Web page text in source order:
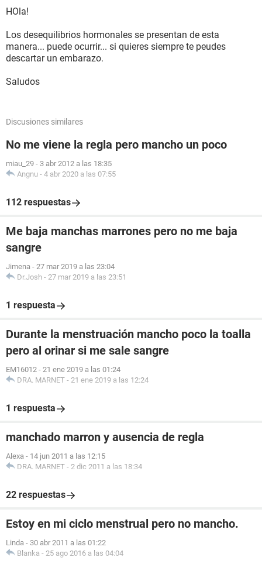
HOla!
Los desequilibrios hormonales se presentan de esta
manera... puede ocurrir... si quieres siempre te peudes
descartar un embarazo.
Saludos
Discusiones similares
No me viene la regla pero mancho un poco
miau_29 - 3 abr 2012 a las 18:35
Angnu - 4 abr 2020 a las 07:55
112 respuestas
Me baja manchas marrones pero no me baja
sangre
Jimena - 27 mar 2019 a las 23:04
Dr.Josh - 27 mar 2019 a las 23:51
1 respuesta
Durante la menstruación mancho poco la toalla
pero al orinar si me sale sangre
EM16012 - 21 ene 2019 a las 01:24
DRA. MARNET - 21 ene 2019 a las 12:24
1 respuesta
manchado marron y ausencia de regla
Alexa - 14 jun 2011 a las 12:15
DRA. MARNET - 2 dic 2011 a las 18:34
22 respuestas
Estoy en mi ciclo menstrual pero no mancho.
Linda - 30 abr 2011 a las 01:22
Blanka - 25 ago 2016 a las 04:04